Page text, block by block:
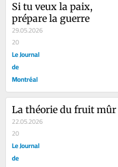
Si tu veux la paix,
prépare la guerre
29.05.2026
20
Le Journal
de
Montréal
La théorie du fruit mûr
22.05.2026
20
Le Journal
de